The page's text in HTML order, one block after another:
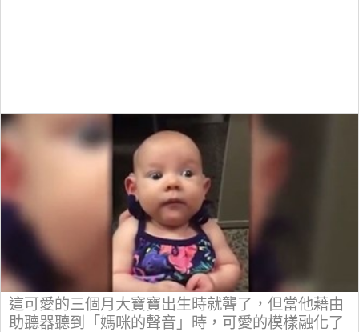
這可愛的三個月大寶寶出生時就聾了，但當他藉由
助聽器聽到「媽咪的聲音」時，可愛的模樣融化了